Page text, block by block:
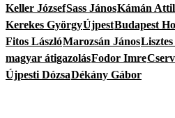
Keller JózsefSass JánosKámán
Kerekes GyörgyÚjpestBudapest
Fitos LászlóMarozsán János
magyar átigazolásFodor Imre
Újpesti DózsaDékány Gábor